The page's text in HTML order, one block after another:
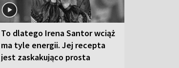
To dlatego Irena Santor wciąż
ma tyle energii. Jej recepta
jest zaskakująco prosta